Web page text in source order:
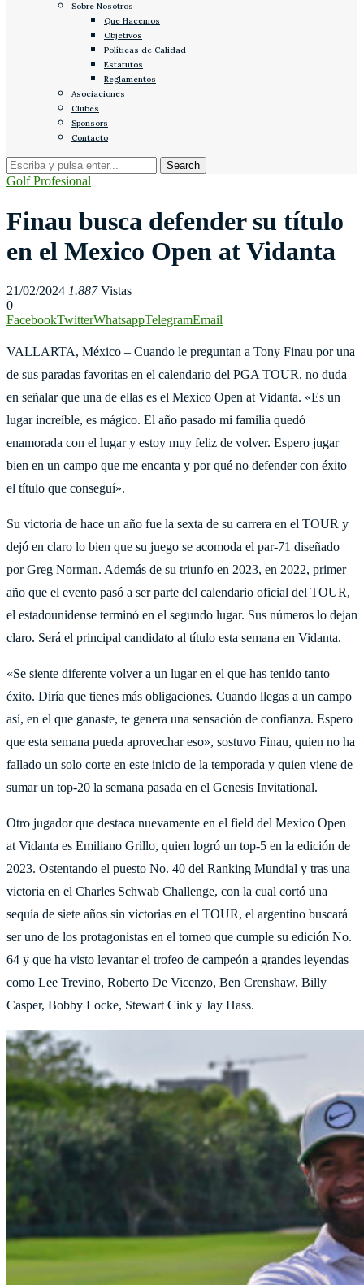
Sobre Nosotros
Que Hacemos
Objetivos
Políticas de Calidad
Estatutos
Reglamentos
Asociaciones
Clubes
Sponsors
Contacto
Golf Profesional
Finau busca defender su título
en el Mexico Open at Vidanta
21/02/2024 1.887Vistas
0
FacebookTwitterWhatsappTelegramEmail
VALLARTA, México – Cuando le preguntan a Tony Finau por una
de sus paradas favoritas en el calendario del PGA TOUR, no duda
en señalar que una de ellas es el Mexico Open at Vidanta. «Es un
lugar increíble, es mágico. El año pasado mi familia quedó
enamorada con el lugar y estoy muy feliz de volver. Espero jugar
bien en un campo que me encanta y por qué no defender con éxito
el título que conseguí».
Su victoria de hace un año fue la sexta de su carrera en el TOUR y
dejó en claro lo bien que su juego se acomoda el par-71 diseñado
por Greg Norman. Además de su triunfo en 2023, en 2022, primer
año que el evento pasó a ser parte del calendario oficial del TOUR,
el estadounidense terminó en el segundo lugar. Sus números lo dejan
claro. Será el principal candidato al título esta semana en Vidanta.
«Se siente diferente volver a un lugar en el que has tenido tanto
éxito. Diría que tienes más obligaciones. Cuando llegas a un campo
así, en el que ganaste, te genera una sensación de confianza. Espero
que esta semana pueda aprovechar eso», sostuvo Finau, quien no ha
fallado un solo corte en este inicio de la temporada y quien viene de
sumar un top-20 la semana pasada en el Genesis Invitational.
Otro jugador que destaca nuevamente en el field del Mexico Open
at Vidanta es Emiliano Grillo, quien logró un top-5 en la edición de
2023. Ostentando el puesto No. 40 del Ranking Mundial y tras una
victoria en el Charles Schwab Challenge, con la cual cortó una
sequía de siete años sin victorias en el TOUR, el argentino buscará
ser uno de los protagonistas en el torneo que cumple su edición No.
64 y que ha visto levantar el trofeo de campeón a grandes leyendas
como Lee Trevino, Roberto De Vicenzo, Ben Crenshaw, Billy
Casper, Bobby Locke, Stewart Cink y Jay Hass.